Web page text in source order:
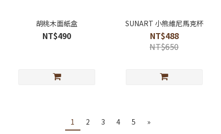
胡桃木面紙盒
NT$490
SUNART 小熊維尼馬克杯
NT$488
NT$650
1 2 3 4 5 »